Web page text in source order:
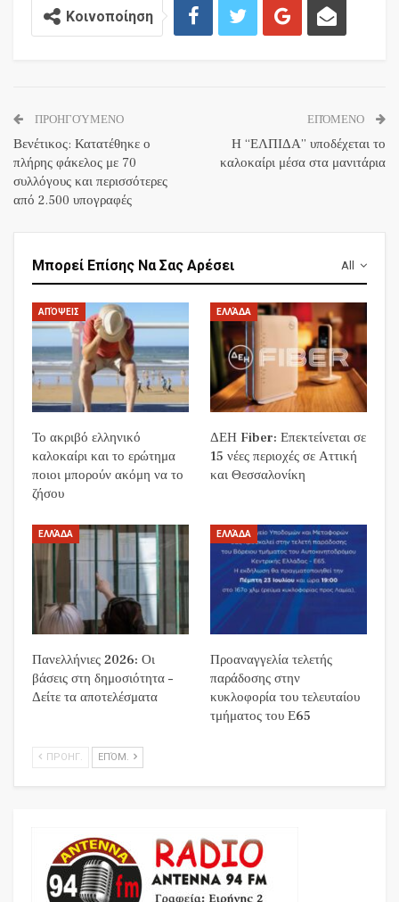
Κοινοποίηση
ΠΡΟΗΓΟΎΜΕΝΟ
Βενέτικος: Κατατέθηκε ο
πλήρης φάκελος με 70
συλλόγους και περισσότερες
από 2.500 υπογραφές
ΕΠΌΜΕΝΟ
Η “ΕΛΠΙΔΑ” υποδέχεται το
καλοκαίρι μέσα στα μανιτάρια
All
Μπορεί Επίσης Να Σας Αρέσει
ΑΠΌΨΕΙΣ
Το ακριβό ελληνικό
καλοκαίρι και το ερώτημα
ποιοι μπορούν ακόμη να το
ζήσου
ΕΛΛΆΔΑ
ΔΕΗ Fiber: Επεκτείνεται σε
15 νέες περιοχές σε Αττική
και Θεσσαλονίκη
ΕΛΛΆΔΑ
Πανελλήνιες 2026: Οι
βάσεις στη δημοσιότητα –
Δείτε τα αποτελέσματα
ΕΛΛΆΔΑ
Προαναγγελία τελετής
παράδοσης στην
κυκλοφορία του τελευταίου
τμήματος του Ε65
ΠΡΟΗΓ. ΕΠΌΜ.